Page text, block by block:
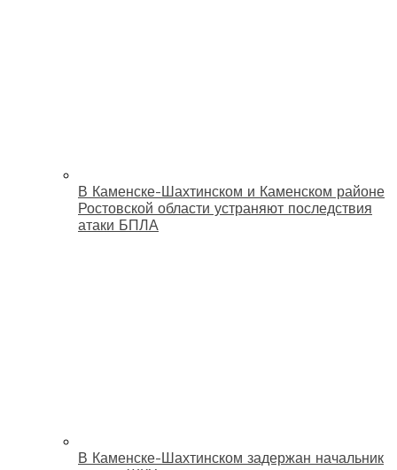
В Каменске-Шахтинском и Каменском районе
Ростовской области устраняют последствия
атаки БПЛА
В Каменске-Шахтинском задержан начальник